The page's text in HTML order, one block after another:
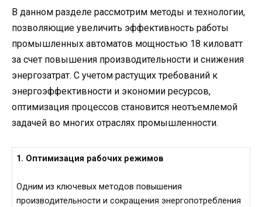
В данном разделе рассмотрим методы и технологии,
позволяющие увеличить эффективность работы
промышленных автоматов мощностью 18 киловатт
за счет повышения производительности и снижения
энергозатрат. С учетом растущих требований к
энергоэффективности и экономии ресурсов,
оптимизация процессов становится неотъемлемой
задачей во многих отраслях промышленности.
1. Оптимизация рабочих режимов
Одним из ключевых методов повышения
производительности и сокращения энергопотребления